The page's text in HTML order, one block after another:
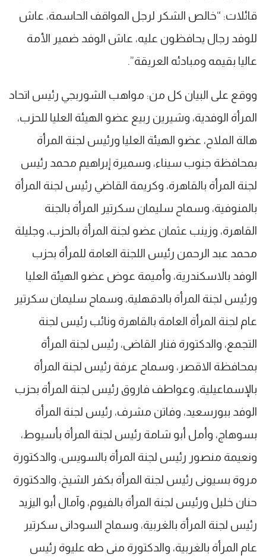
قائلات: “خالص الشكر لرجل المواقف الحاسمة، عاش
للوفد رجال يحافظون عليه، عاش الوفد ضمير الأمة
عاليا بقيمه ومبادئه العريقة”.
ووقع على البيان كل من: مواهب الشوربجي رئيس اتحاد
المرأة الوفدية، وشيرين ربيع عضو الهيئة العليا للحزب،
هالة الملاح، عضو الهيئة العليا ورئيس لجنة المرأة
بمحافظة جنوب سيناء، وسميرة إبراهيم محمد رئيس
لجنة المرأة بالقاهرة، وكريمة القاضي رئيس لجنة المرأة
بالمنوفية، وسماح سليمان سكرتير المرأة بالجنة
القاهرة، وزينب عثمان عضو لجنة المرأة بالحزب، وجليلة
محمد عبد الرحمن رئيس اللجنة العامة للمرأة بحزب
الوفد بالاسكندرية، وأميمة عوض عضو الهيئة العليا
ورئيس لجنة المرأة بالدقهلية، وسماح سليمان سكرتير
عام لجنة المرأة العامة بالقاهرة ونائب رئيس لجنة
التجمع، والدكتورة فنار القاضى، رئيس لجنة المرأة
بمحافظة الاقصر، وسماح عرفة رئيس لجنة المرأة
بالإسماعيلية، وعواطف فاروق رئيس لجنة المرأة بحزب
الوفد ببورسعيد، وفاتن مشرف، رئيس لجنة المرأة
بسوهاج، وأمل أبو شامة رئيس لجنة المرأة بأسيوط،
ونعيمة منصور رئيس لجنة المرأة بالسويس، والدكتورة
مروة بسيونى رئيس لجنة المرأة بكفر الشيخ، والدكتورة
حنان خليل ورئيس لجنة المرأة بالفيوم، وآمال أبو اليزيد
رئيس لجنة المرأة بالغربية، وسماح السودانى سكرتير
عام المرأة بالغربية، والدكتورة منى طه عليوة رئيس